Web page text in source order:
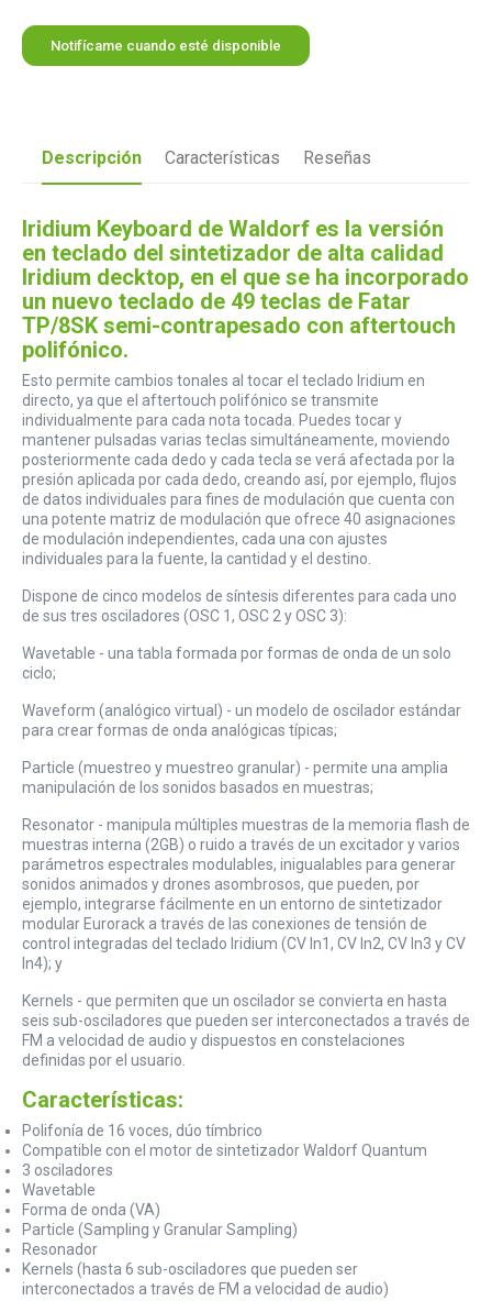
Notifícame cuando esté disponible
Descripción Características Reseñas
Iridium Keyboard de Waldorf es la versión
en teclado del sintetizador de alta calidad
Iridium decktop, en el que se ha incorporado
un nuevo teclado de 49 teclas de Fatar
TP/8SK semi-contrapesado con aftertouch
polifónico.
Esto permite cambios tonales al tocar el teclado Iridium en
directo, ya que el aftertouch polifónico se transmite
individualmente para cada nota tocada. Puedes tocar y
mantener pulsadas varias teclas simultáneamente, moviendo
posteriormente cada dedo y cada tecla se verá afectada por la
presión aplicada por cada dedo, creando así, por ejemplo, flujos
de datos individuales para fines de modulación que cuenta con
una potente matriz de modulación que ofrece 40 asignaciones
de modulación independientes, cada una con ajustes
individuales para la fuente, la cantidad y el destino.
Dispone de cinco modelos de síntesis diferentes para cada uno
de sus tres osciladores (OSC 1, OSC 2 y OSC 3):
Wavetable - una tabla formada por formas de onda de un solo
ciclo;
Waveform (analógico virtual) - un modelo de oscilador estándar
para crear formas de onda analógicas típicas;
Particle (muestreo y muestreo granular) - permite una amplia
manipulación de los sonidos basados en muestras;
Resonator - manipula múltiples muestras de la memoria flash de
muestras interna (2GB) o ruido a través de un excitador y varios
parámetros espectrales modulables, inigualables para generar
sonidos animados y drones asombrosos, que pueden, por
ejemplo, integrarse fácilmente en un entorno de sintetizador
modular Eurorack a través de las conexiones de tensión de
control integradas del teclado Iridium (CV In1, CV In2, CV In3 y CV
In4); y
Kernels - que permiten que un oscilador se convierta en hasta
seis sub-osciladores que pueden ser interconectados a través de
FM a velocidad de audio y dispuestos en constelaciones
definidas por el usuario.
Características:
Polifonía de 16 voces, dúo tímbrico
Compatible con el motor de sintetizador Waldorf Quantum
3 osciladores
Wavetable
Forma de onda (VA)
Particle (Sampling y Granular Sampling)
Resonador
Kernels (hasta 6 sub-osciladores que pueden ser
interconectados a través de FM a velocidad de audio)